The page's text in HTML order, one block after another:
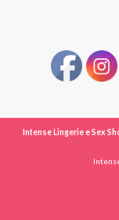
Intense Lingerie e Sex